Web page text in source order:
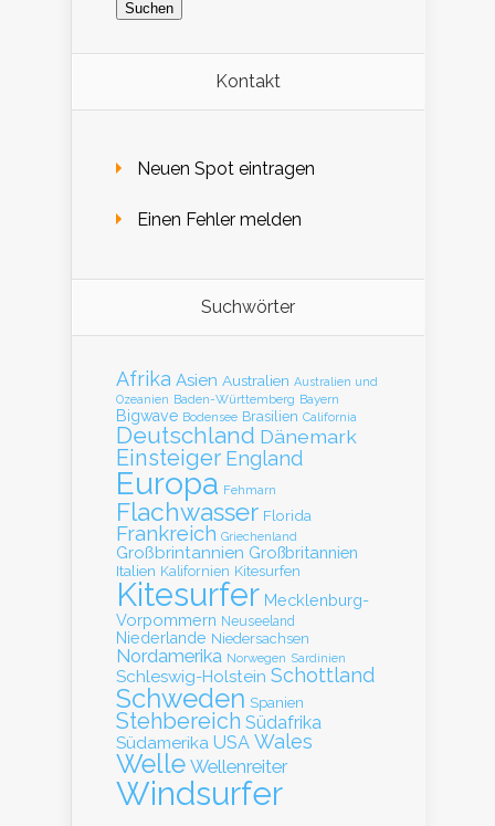
Kontakt
Neuen Spot eintragen
Einen Fehler melden
Suchwörter
Afrika Asien Australien Australien und
Ozeanien Baden-Württemberg Bayern
Bigwave Bodensee Brasilien California
Deutschland Dänemark
Einsteiger England
Europa Fehmarn
Flachwasser Florida
Frankreich Griechenland
Großbrintannien Großbritannien
Italien Kalifornien Kitesurfen
Kitesurfer Mecklenburg-
Vorpommern Neuseeland
Niederlande Niedersachsen
Nordamerika Norwegen Sardinien
Schleswig-Holstein Schottland
Schweden Spanien
Stehbereich Südafrika
Südamerika USA Wales
Welle Wellenreiter
Windsurfer